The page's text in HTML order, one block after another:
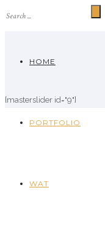
HOME
PORTFOLIO
WAT
[masterslider id="9"]